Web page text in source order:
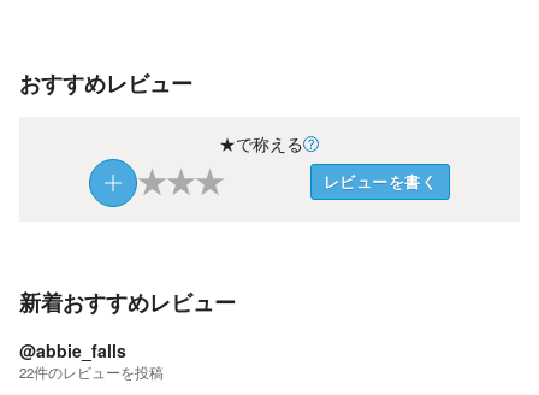
おすすめレビュー
★で称える
★★★ レビューを書く
新着おすすめレビュー
@abbie_falls
22件のレビューを投稿